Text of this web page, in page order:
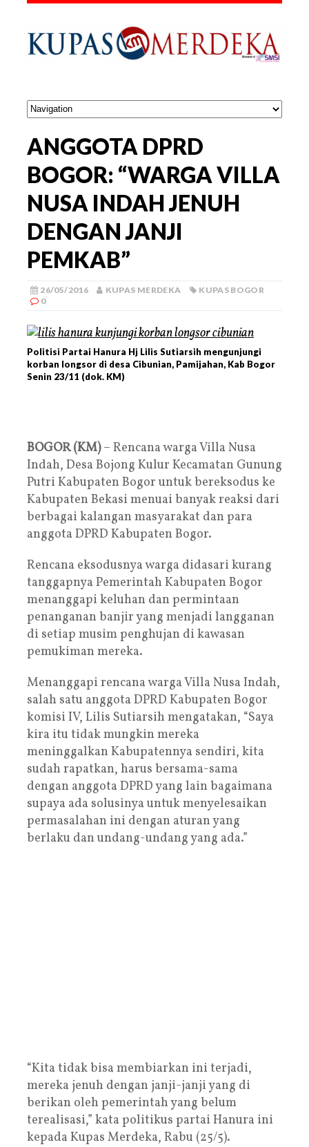
ANGGOTA DPRD
BOGOR: “WARGA VILLA
NUSA INDAH JENUH
DENGAN JANJI
PEMKAB”
26/05/2016 KUPAS MERDEKA
KUPAS BOGOR
0
Politisi Partai Hanura Hj Lilis Sutiarsih mengunjungi
korban longsor di desa Cibunian, Pamijahan, Kab Bogor
Senin 23/11 (dok. KM)
BOGOR (KM)– Rencana warga Villa Nusa
Indah, Desa Bojong Kulur Kecamatan Gunung
Putri Kabupaten Bogor untuk bereksodus ke
Kabupaten Bekasi menuai banyak reaksi dari
berbagai kalangan masyarakat dan para
anggota DPRD Kabupaten Bogor.
Rencana eksodusnya warga didasari kurang
tanggapnya Pemerintah Kabupaten Bogor
menanggapi keluhan dan permintaan
penanganan banjir yang menjadi langganan
di setiap musim penghujan di kawasan
pemukiman mereka.
Menanggapi rencana warga Villa Nusa Indah,
salah satu anggota DPRD Kabupaten Bogor
komisi IV, Lilis Sutiarsih mengatakan, “Saya
kira itu tidak mungkin mereka
meninggalkan Kabupatennya sendiri, kita
sudah rapatkan, harus bersama-sama
dengan anggota DPRD yang lain bagaimana
supaya ada solusinya untuk menyelesaikan
permasalahan ini dengan aturan yang
berlaku dan undang-undang yang ada.”
“Kita tidak bisa membiarkan ini terjadi,
mereka jenuh dengan janji-janji yang di
berikan oleh pemerintah yang belum
terealisasi,” kata politikus partai Hanura ini
kepada Kupas Merdeka, Rabu (25/5).